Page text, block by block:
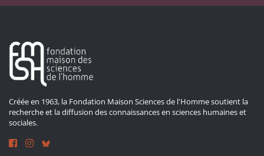
Créée en 1963, la Fondation Maison Sciences de l'Homme soutient la
recherche et la diffusion des connaissances en sciences humaines et
sociales.